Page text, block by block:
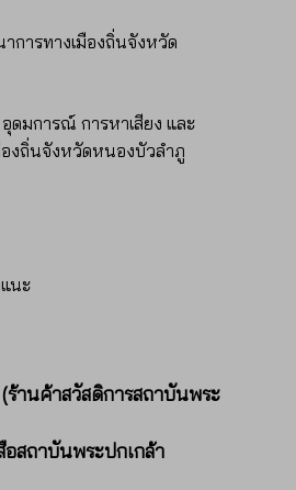
การทางเมืองถิ่นจังหวัด
มการณ์ การหาเสียง และ
งถิ่นจังหวัดหนองบัวลำภู
นะ
ร้านค้าสวัสดิการสถาบันพระ
สถาบันพระปกเกล้า